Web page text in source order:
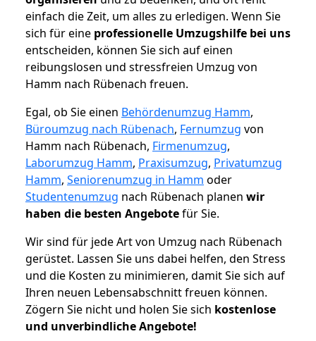
einfach die Zeit, um alles zu erledigen. Wenn Sie
sich für eine professionelle Umzugshilfe bei uns
entscheiden, können Sie sich auf einen
reibungslosen und stressfreien Umzug von
Hamm nach Rübenach freuen.
Egal, ob Sie einen Behördenumzug Hamm,
Büroumzug nach Rübenach, Fernumzug von
Hamm nach Rübenach, Firmenumzug,
Laborumzug Hamm, Praxisumzug, Privatumzug
Hamm, Seniorenumzug in Hamm oder
Studentenumzug nach Rübenach planen wir
haben die besten Angebotefür Sie.
Wir sind für jede Art von Umzug nach Rübenach
gerüstet. Lassen Sie uns dabei helfen, den Stress
und die Kosten zu minimieren, damit Sie sich auf
Ihren neuen Lebensabschnitt freuen können.
Zögern Sie nicht und holen Sie sich kostenlose
und unverbindliche Angebote!